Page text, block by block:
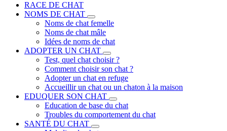
RACE DE CHAT
NOMS DE CHAT
Noms de chat femelle
Noms de chat mâle
Idées de noms de chat
ADOPTER UN CHAT
Test, quel chat choisir ?
Comment choisir son chat ?
Adopter un chat en refuge
Accueillir un chat ou un chaton à la maison
EDUQUER SON CHAT
Education de base du chat
Troubles du comportement du chat
SANTÉ DU CHAT